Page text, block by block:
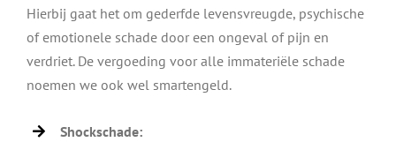
Hierbij gaat het om gederfde levensvreugde, psychische
of emotionele schade door een ongeval of pijn en
verdriet. De vergoeding voor alle immateriële schade
noemen we ook wel smartengeld.
Shockschade: